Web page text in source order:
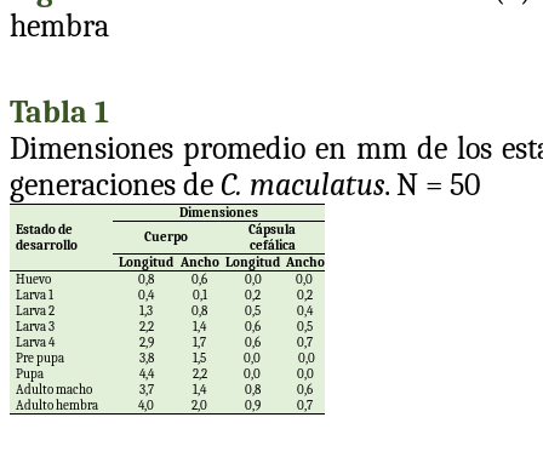
hembra
Tabla 1
Dimensiones promedio en mm de los
generaciones de C. maculatus. N = 50
Estado de
desarrollo
Dimensiones
Cuerpo
Cápsula
cefálica
Longitud Ancho Longitud Ancho
Huevo
0,8 0,6 0,0
0,0
Larva 1
0,4 0,1 0,2
0,2
Larva 2
1,3 0,8 0,5
0,4
Larva 3
2,2 1,4 0,6
0,5
Larva 4
2,9 1,7 0,6
0,7
Pre pupa
3,8 1,5 0,0
0,0
Pupa
4,4 2,2 0,0
0,0
Adulto macho
3,7 1,4 0,8
0,6
Adulto hembra
4,0 2,0 0,9 0,7